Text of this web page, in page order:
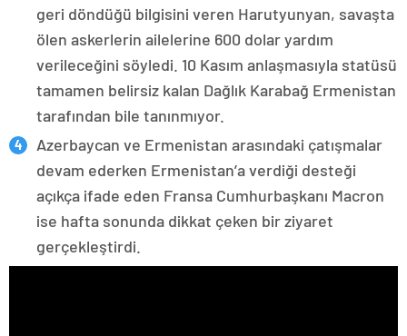
geri döndüğü bilgisini veren Harutyunyan, savaşta
ölen askerlerin ailelerine 600 dolar yardım
verileceğini söyledi. 10 Kasım anlaşmasıyla statüsü
tamamen belirsiz kalan Dağlık Karabağ Ermenistan
tarafından bile tanınmıyor.
Azerbaycan ve Ermenistan arasındaki çatışmalar
devam ederken Ermenistan’a verdiği desteği
açıkça ifade eden Fransa Cumhurbaşkanı Macron
ise hafta sonunda dikkat çeken bir ziyaret
gerçekleştirdi.